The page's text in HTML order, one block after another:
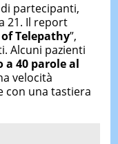
partecipanti,
21. Il report
Telepathy”,
Alcuni pazienti
40 parole al
velocità
con una tastiera